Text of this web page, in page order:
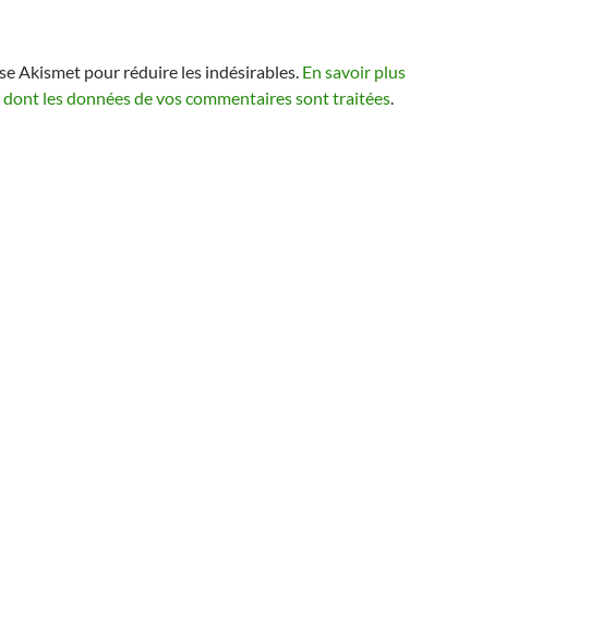
Akismet pour réduire les indésirables. En savoir plus
dont les données de vos commentaires sont traitées.